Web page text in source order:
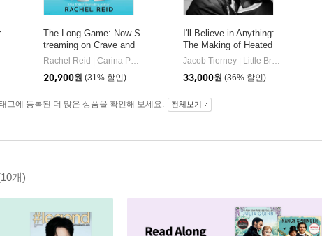
The Long Game: Now S
treaming on Crave and
HBO Max
Rachel Reid
Carina Press
20,900원 (31% 할인)
I'll Believe in Anything:
The Making of Heated
Rivalry Season 1 (the A
nnotated Scripts)
Jacob Tierney
Little Brown and Company
33,000원 (36% 할인)
그에 등록된 더 많은 상품을 확인해 보세요. 전체보기
개)